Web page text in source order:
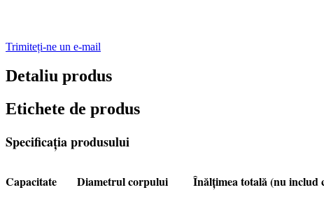
Trimiteți-ne un e-mail
Detaliu produs
Etichete de produs
Specificația produsului
Capacitate Diametrul corpului Înălțimea totală (nu includ